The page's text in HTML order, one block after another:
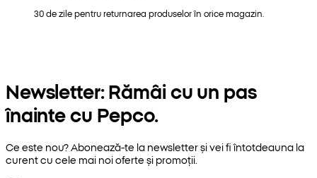
30 de zile pentru returnarea produselor în orice magazin.
Newsletter: Rămâi cu un pas
înainte cu Pepco.
Ce este nou? Abonează-te la newsletter și vei fi întotdeauna la
curent cu cele mai noi oferte și promoții.